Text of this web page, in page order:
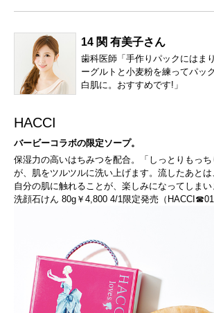
14 関 有美子さん
歯科医師「手作りパックにはま
ーグルトと小麦粉を練ってパッ
白肌に。おすすめです!」
HACCI
バービーコラボの限定ソープ。
保湿力の高いはちみつを配合。「しっとりもっ
が、肌をツルツルに洗い上げます。流したあとは
自分の肌に触れることが、楽しみになってしま
洗顔石けん 80g￥4,800 4/1限定発売（